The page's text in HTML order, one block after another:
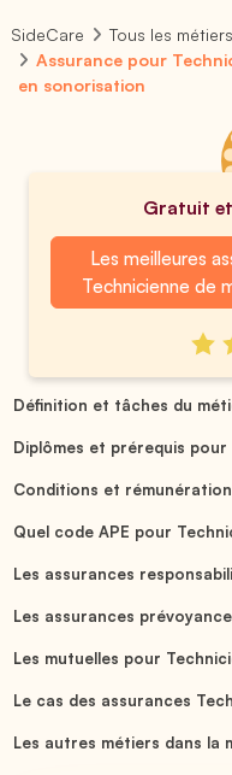
SideCare
Tous les métiers
Assurance pour
en sonorisation
Gratuit
Les meilleures
Technicienne de
Définition et tâches du
Diplômes et prérequis
Conditions et
Quel code APE pour
Les assurances
Les assurances
Les mutuelles pour
Le cas des assurances
Les autres métiers dans la